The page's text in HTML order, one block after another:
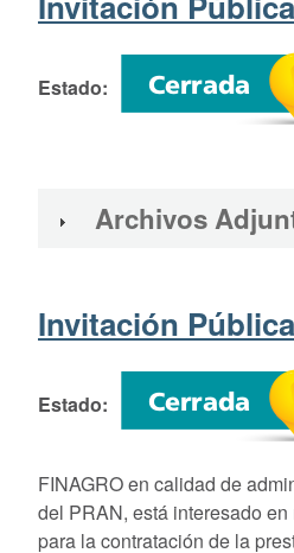
Estado
Archivos
Invitación
Estado
FINAGRO en calidad de
del PRAN, está interesado
para la contratación de la